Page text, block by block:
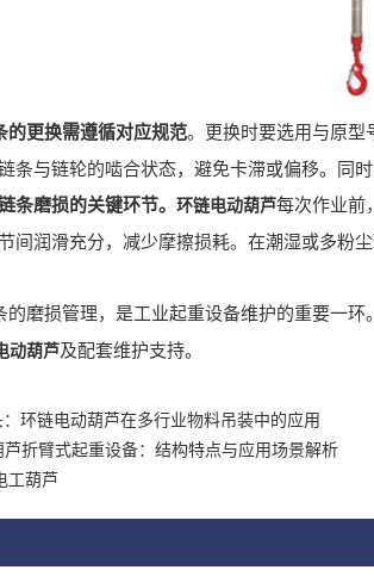
的更换需遵循对应规范。更换时要选用与原型
条与链轮的啮合状态，避免卡滞或偏移。同
条磨损的关键环节。 环链电动葫芦每次作业前
间润滑充分，减少摩擦损耗。在潮湿或多粉
的磨损管理，是工业起重设备维护的重要一
动葫芦及配套维护支持。
环链电动葫芦在多行业物料吊装中的应用
折臂式起重设备：结构特点与应用场景解析
工葫芦